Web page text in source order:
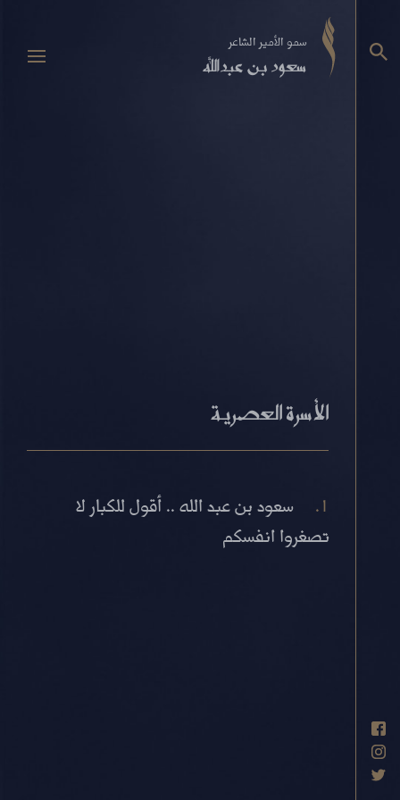
سمو الأمير الشاعر
سعود بن عبدالله
الأسرة العصرية
سعود بن عبد الله .. أقول للكبار لا
تصغروا انفسكم